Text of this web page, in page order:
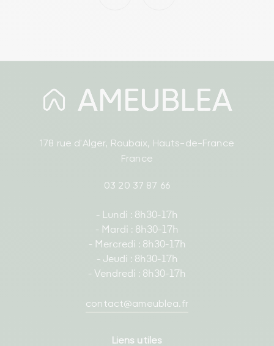
178 rue d'Alger, Roubaix, Hauts-de-France
France
03 20 37 87 66
- Lundi : 8h30-17h
- Mardi : 8h30-17h
- Mercredi : 8h30-17h
- Jeudi : 8h30-17h
- Vendredi : 8h30-17h
contact@ameublea.fr
Liens utiles